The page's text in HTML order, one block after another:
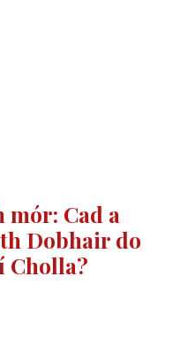
Cad a
Dobhair do
Cholla?